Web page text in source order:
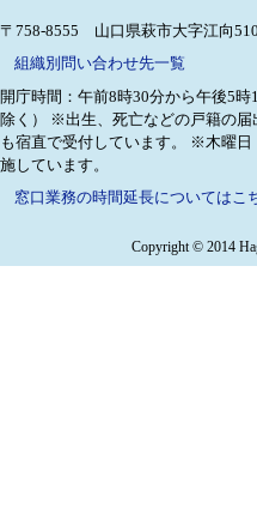
〒758-8555 山口県萩市大字江向
組織別問い合わせ先一覧
開庁時間：午前8時30分から午後5
除く）
※出生、死亡などの戸籍の届
も宿直で受付しています。
※木曜日
施しています。
窓口業務の時間延長についてはこ
Copyright © 2014